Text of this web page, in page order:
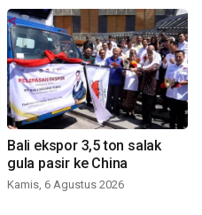
Bali ekspor 3,5 ton salak
gula pasir ke China
Kamis, 6 Agustus 2026